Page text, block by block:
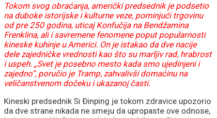
Tokom svog obraćanja, američki predsednik je podsetio
na duboke istorijske i kulturne veze, pominjući trgovinu
od pre 250 godina, uticaj Konfučija na Bendžamina
Frenklina, ali i savremene fenomene poput popularnosti
kineske kuhinje u Americi. On je istakao da dve nacije
dele zajedničke vrednosti kao što su marljiv rad, hrabrost
i uspeh. „Svet je posebno mesto kada smo ujedinjeni i
zajedno“, poručio je Tramp, zahvalivši domaćinu na
veličanstvenom dočeku i ukazanoj časti.
Kineski predsednik Si Đinping je tokom zdravice upozorio
da dve strane nikada ne smeju da upropaste ove odnose,